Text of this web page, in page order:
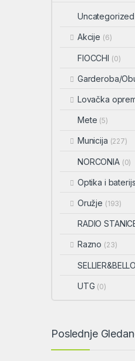
Uncategorized
Akcije (6)
FIOCCHI (0)
Garderoba/
Lovačka
Mete (5)
Municija (227)
NORCONIA (0)
Optika i
Oružje (193)
RADIO
Razno (23)
UTG (0)
Poslednje